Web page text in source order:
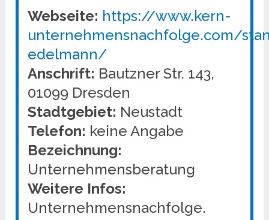
Webseite: https://www.kern-
unternehmensnachfolge.com/
edelmann/
Anschrift: Bautzner Str. 143,
01099 Dresden
Stadtgebiet: Neustadt
Telefon: keine Angabe
Bezeichnung:
Unternehmensberatung
Weitere Infos:
Unternehmensnachfolge.